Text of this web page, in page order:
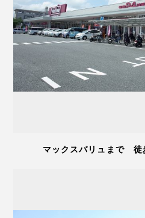
マックスバリュまで